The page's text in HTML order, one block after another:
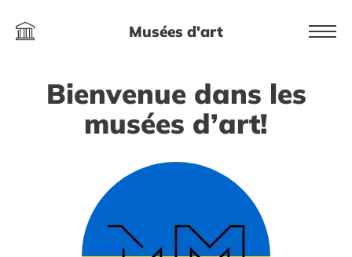
Musées d'art
Bienvenue dans les
musées d’art!